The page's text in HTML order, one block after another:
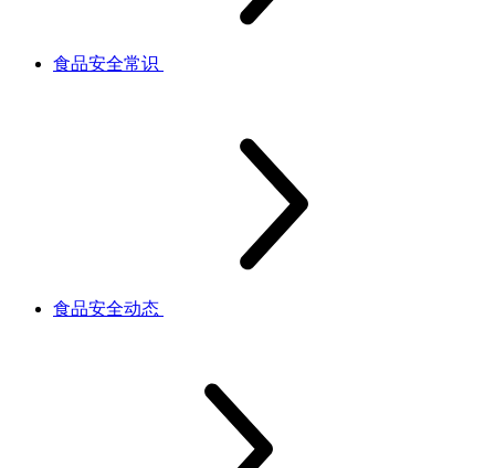
食品安全常识
食品安全动态